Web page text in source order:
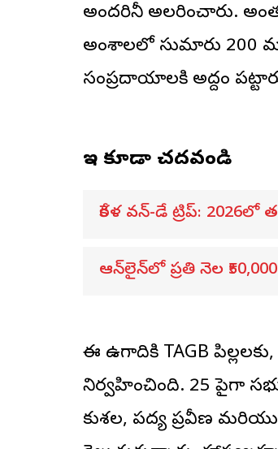
అందరినీ అలరించారు.
అంశాలలో సుమారు 200
సంప్రదాయాలకి అద్దం
ఇవి కూడా చదవండి
కేరళ వన్-డే ట్రిప్: 2026లో
ఆన్‌లైన్‌లో ప్రతి నెల
ఈ ఉగాదికి TAGB
నిర్వహించింది. 25 పైగా
కుశల, పద్య ప్రవీణ